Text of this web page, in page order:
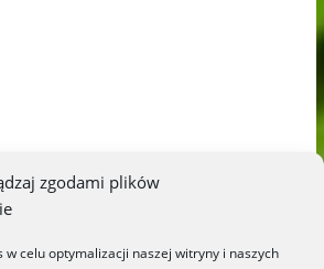
zgodami plików
w celu optymalizacji naszej witryny i naszych